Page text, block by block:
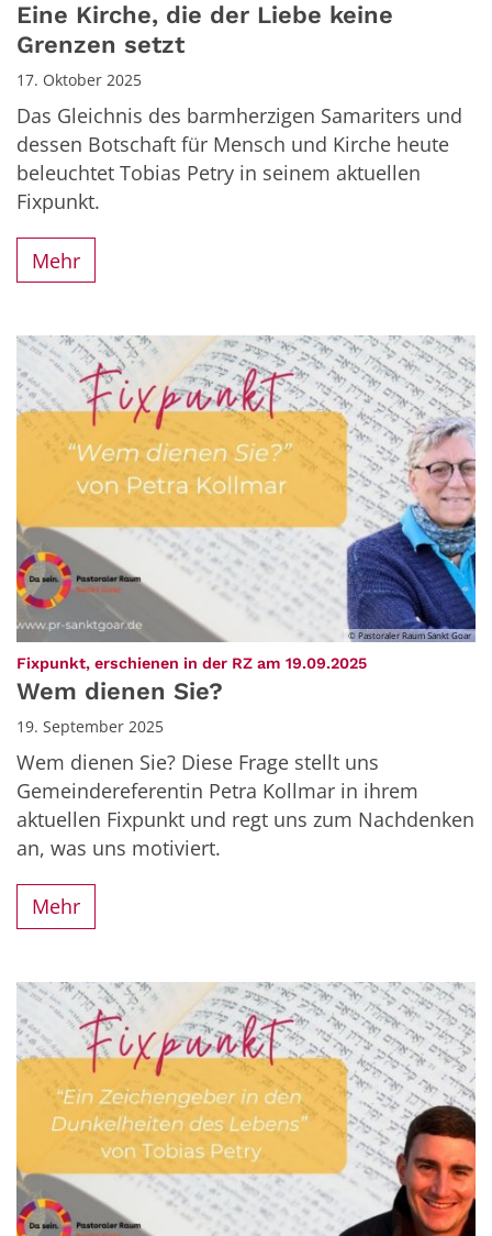
Eine Kirche, die der Liebe keine
Grenzen setzt
17. Oktober 2025
Das Gleichnis des barmherzigen Samariters und
dessen Botschaft für Mensch und Kirche heute
beleuchtet Tobias Petry in seinem aktuellen
Fixpunkt.
Mehr
© Pastoraler Raum Sankt Goar
Fixpunkt, erschienen in der RZ am 19.09.2025:
Wem dienen Sie?
19. September 2025
Wem dienen Sie? Diese Frage stellt uns
Gemeindereferentin Petra Kollmar in ihrem
aktuellen Fixpunkt und regt uns zum Nachdenken
an, was uns motiviert.
Mehr